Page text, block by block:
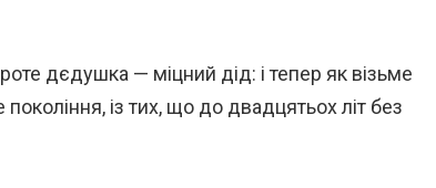
дєдушка — міцний дід: і тепер як візьме
із тих, що до двадцятьох літ без